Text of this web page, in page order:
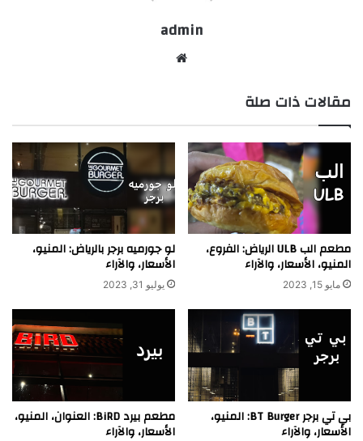
admin
مقالات ذات صلة
مطعم الب ULB الرياض: الفروع،
المنيو، الأسعار، والآراء
مايو 15, 2023
لو جورميه برجر بالرياض: المنيو،
الأسعار، والآراء
يوليو 31, 2023
بي تي برجر BT Burger: المنيو،
الأسعار، والآراء
مطعم بيرد BiRD: العنوان، المنيو،
الأسعار، والآراء